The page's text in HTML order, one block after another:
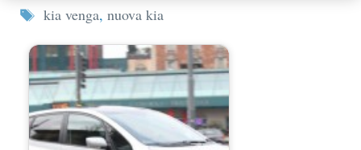
Tag
kia venga, nuova kia